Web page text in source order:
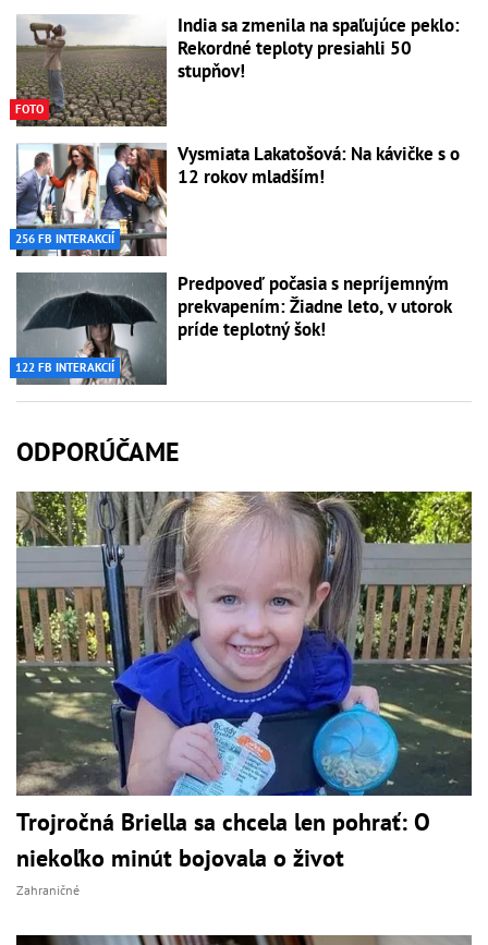
FOTO
India sa zmenila na spaľujúce peklo:
Rekordné teploty presiahli 50
stupňov!
256 FB INTERAKCIÍ
Vysmiata Lakatošová: Na kávičke s o
12 rokov mladším!
122 FB INTERAKCIÍ
Predpoveď počasia s nepríjemným
prekvapením: Žiadne leto, v utorok
príde teplotný šok!
ODPORÚČAME
Trojročná Briella sa chcela len pohrať: O
niekoľko minút bojovala o život
Zahraničné